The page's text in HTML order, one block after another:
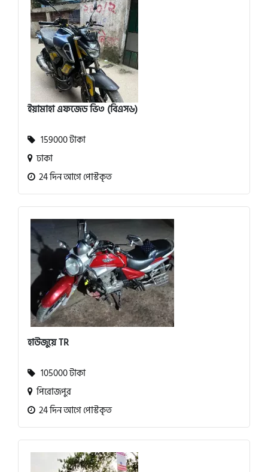
ইয়ামাহা এফজেড ভি৩ (বিএস৬)
159000 টাকা
ঢাকা
24 দিন আগে পোস্টকৃত
হাউজুয়ে TR
105000 টাকা
পিরোজপুর
24 দিন আগে পোস্টকৃত